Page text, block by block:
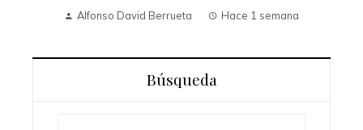
Alfonso David Berrueta Hace 1 semana
Búsqueda